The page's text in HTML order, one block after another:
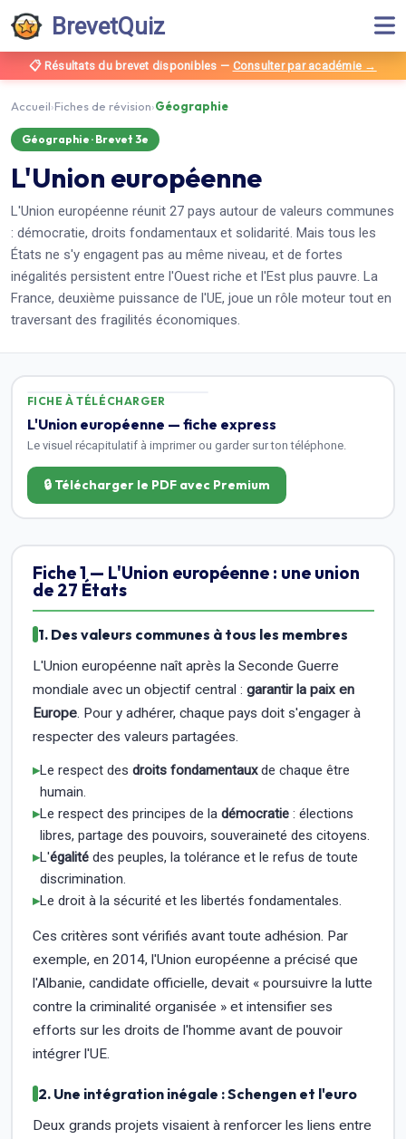
BrevetQuiz
📋 Résultats du brevet disponibles — Consulter par académie →
Accueil›Fiches de révision›Géographie
Géographie · Brevet 3e
L'Union européenne
L'Union européenne réunit 27 pays autour de valeurs communes
: démocratie, droits fondamentaux et solidarité. Mais tous les
États ne s'y engagent pas au même niveau, et de fortes
inégalités persistent entre l'Ouest riche et l'Est plus pauvre. La
France, deuxième puissance de l'UE, joue un rôle moteur tout en
traversant des fragilités économiques.
FICHE À TÉLÉCHARGER
L'Union européenne — fiche express
Le visuel récapitulatif à imprimer ou garder sur ton téléphone.
🔒 Télécharger le PDF avec Premium
Fiche 1 — L'Union européenne : une union
de 27 États
1. Des valeurs communes à tous les membres
L'Union européenne naît après la Seconde Guerre
mondiale avec un objectif central : garantir la paix en
Europe. Pour y adhérer, chaque pays doit s'engager à
respecter des valeurs partagées.
▸Le respect des droits fondamentauxde chaque être
humain.
▸Le respect des principes de la démocratie: élections
libres, partage des pouvoirs, souveraineté des citoyens.
▸L'égalitédes peuples, la tolérance et le refus de toute
discrimination.
▸Le droit à la sécurité et les libertés fondamentales.
Ces critères sont vérifiés avant toute adhésion. Par
exemple, en 2014, l'Union européenne a précisé que
l'Albanie, candidate officielle, devait « poursuivre la lutte
contre la criminalité organisée » et intensifier ses
efforts sur les droits de l'homme avant de pouvoir
intégrer l'UE.
2. Une intégration inégale : Schengen et l'euro
Deux grands projets visaient à renforcer les liens entre